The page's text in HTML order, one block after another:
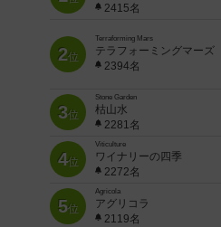
2415名
2位
Terraforming Mars
テラフォーミングマーズ
2394名
3位
Stone Garden
枯山水
2281名
4位
Viticulture
ワイナリーの四季
2272名
5位
Agricola
アグリコラ
2119名